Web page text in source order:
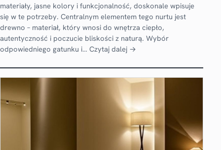
materiały, jasne kolory i funkcjonalność, doskonale wpisuje
się w te potrzeby. Centralnym elementem tego nurtu jest
drewno – materiał, który wnosi do wnętrza ciepło,
autentyczność i poczucie bliskości z naturą. Wybór
odpowiedniego gatunku i… Czytaj dalej →